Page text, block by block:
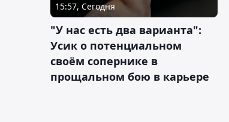
15:57, Сегодня
"У нас есть два варианта":
Усик о потенциальном
своём сопернике в
прощальном бою в карьере